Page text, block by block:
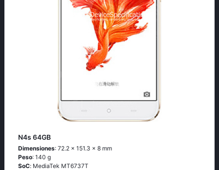
N4s 64GB
Dimensiones: 72.2 x 151.3 x 8 mm
Peso: 140 g
SoC: МеdiаТеk МТ6737Т